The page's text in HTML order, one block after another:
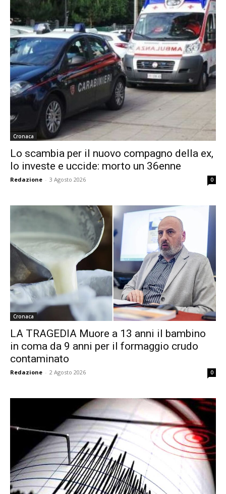
Cronaca
Lo scambia per il nuovo compagno della ex,
lo investe e uccide: morto un 36enne
Redazione - 3 Agosto 2026 0
Cronaca
LA TRAGEDIA Muore a 13 anni il bambino
in coma da 9 anni per il formaggio crudo
contaminato
Redazione - 2 Agosto 2026 0